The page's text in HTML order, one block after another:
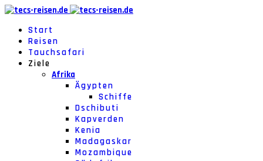
Start
Reisen
Tauchsafari
Ziele
Afrika
Ägypten
Schiffe
Dschibuti
Kapverden
Kenia
Madagaskar
Mozambique